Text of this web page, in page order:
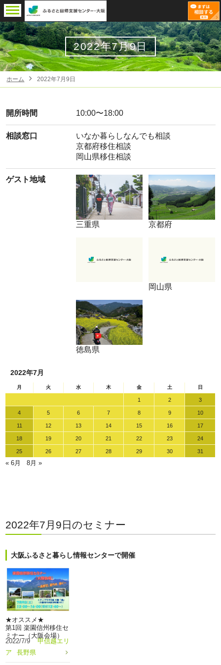
2022年7月9日
ホーム 2022年7月9日
開所時間 10:00〜18:00
相談窓口
いなか暮らしなんでも相談
京都府移住相談
岡山県移住相談
ゲスト地域
三重県 京都府
岡山県
徳島県
2022年7月
月 火 水 木 金 土 日
1 2 3
4 5 6 7 8 9 10
11 12 13 14 15 16 17
18 19 20 21 22 23 24
25 26 27 28 29 30 31
« 6月 8月 »
2022年7月9日のセミナー
大阪ふるさと暮らし情報センターで開催
★オススメ★
第1回 楽園信州移住セ
ミナー（大阪会場）
2022/7/9
甲信越エリ
ア
長野県